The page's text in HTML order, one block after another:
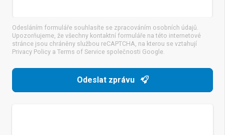
Odesláním formuláře souhlasíte se zpracováním osobních údajů.
Upozorňujeme, že všechny kontaktní formuláře na této internetové
stránce jsou chráněny službou reCAPTCHA, na kterou se vztahují
Privacy Policy a Terms of Service společnosti Google.
Odeslat zprávu